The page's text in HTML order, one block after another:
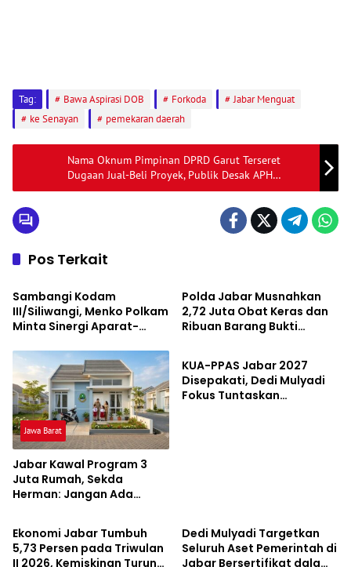
Tag: Bawa Aspirasi DOB Forkoda
Jabar Menguat
ke Senayan
pemekaran daerah
Nama Oknum Pimpinan DPRD Garut Terseret
Dugaan Jual-Beli Proyek, Publik Desak APH
Lakukan Penelusuran
Pos Terkait
Jawa Barat
Sambangi Kodam
III/Siliwangi, Menko Polkam
Minta Sinergi Aparat-
Jaga Kondusivitas Jabar
Polda Jabar Musnahkan
2,72 Juta Obat Keras dan
Ribuan Barang Bukti
Jawa Barat
Jabar Kawal Program 3
Juta Rumah, Sekda
Herman: Jangan Ada
Jawa Barat
KUA-PPAS Jabar 2027
Disepakati, Dedi Mulyadi
Fokus Tuntaskan
Jawa Barat
Ekonomi Jabar Tumbuh
5,73 Persen pada Triwulan
II 2026, Kemiskinan Turun
Dedi Mulyadi Targetkan
Seluruh Aset Pemerintah di
Jabar Bersertifikat dalam